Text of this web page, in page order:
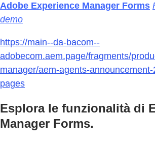
Adobe Experience Manager Forms
demo
https://main--da-bacom--
adobecom.aem.page/fragments/
manager/aem-agents-
pages
Esplora le funzionalità di
Manager Forms.